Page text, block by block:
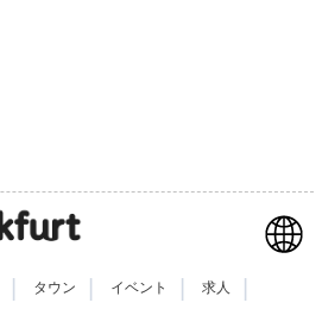
タウン イベント 求人